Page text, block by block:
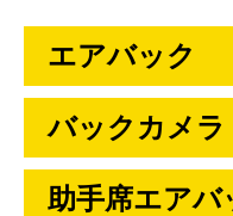
エアバック
バックカメラ
助手席エアバ